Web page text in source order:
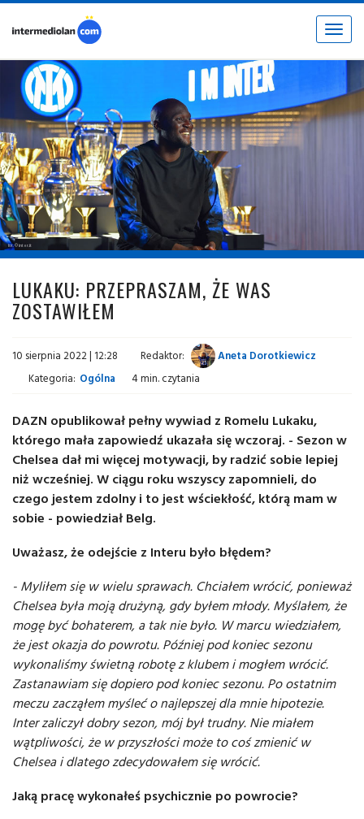
Toggle
fot. © inter.it
LUKAKU: PRZEPRASZAM, ŻE WAS
ZOSTAWIŁEM
10 sierpnia 2022 | 12:28 Redaktor:
Aneta Dorotkiewicz
Kategoria: Ogólna 4 min. czytania
DAZN opublikował pełny wywiad z Romelu Lukaku,
którego mała zapowiedź ukazała się wczoraj. - Sezon w
Chelsea dał mi więcej motywacji, by radzić sobie lepiej
niż wcześniej. W ciągu roku wszyscy zapomnieli, do
czego jestem zdolny i to jest wściekłość, którą mam w
sobie - powiedział Belg.
Uważasz, że odejście z Interu było błędem?
- Myliłem się w wielu sprawach. Chciałem wrócić, ponieważ
Chelsea była moją drużyną, gdy byłem młody. Myślałem, że
mogę być bohaterem, a tak nie było. W marcu wiedziałem,
że jest okazja do powrotu. Później pod koniec sezonu
wykonaliśmy świetną robotę z klubem i mogłem wrócić.
Zastanawiam się dopiero pod koniec sezonu. Po ostatnim
meczu zacząłem myśleć o najlepszej dla mnie hipotezie.
Inter zaliczył dobry sezon, mój był trudny. Nie miałem
wątpliwości, że w przyszłości może to coś zmienić w
Chelsea i dlatego zdecydowałem się wrócić.
Jaką pracę wykonałeś psychicznie po powrocie?